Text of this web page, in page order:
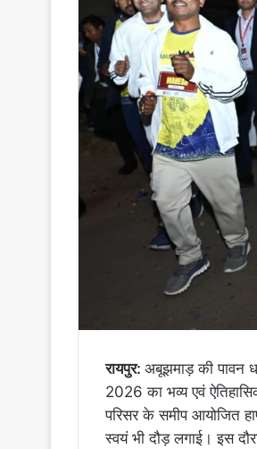
रायपुर: अबूझमाड़ की पावन
2026 का भव्य एवं
परिसर के समीप आयोजित
स्वयं भी दौड़ लगाई। इस